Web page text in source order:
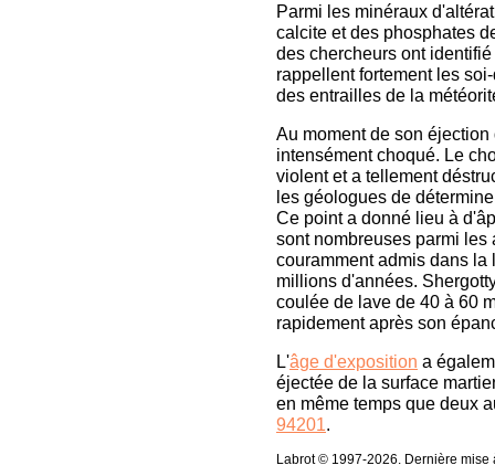
Parmi les minéraux
calcite et des phosphates
des chercheurs ont
rappellent fortement les
des entrailles de la
Au moment de son
intensément choqué. Le
violent et a tellement
les géologues de
Ce point a donné lieu à
sont nombreuses parmi
couramment admis dans
millions d'années.
coulée de lave de 40 à 60
rapidement après son
L'âge d'exposition a
éjectée de la surface
en même temps que deux
94201.
Labrot © 1997-2026. Dernière mise